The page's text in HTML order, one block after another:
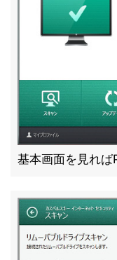
基本画面を見れば